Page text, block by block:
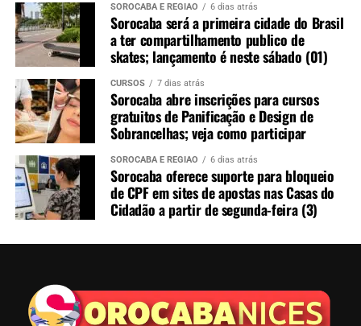
SOROCABA E REGIÃO 6 dias atrás
Sorocaba será a primeira cidade do Brasil
a ter compartilhamento publico de
skates; lançamento é neste sábado (01)
CURSOS 7 dias atrás
Sorocaba abre inscrições para cursos
gratuitos de Panificação e Design de
Sobrancelhas; veja como participar
SOROCABA E REGIÃO 6 dias atrás
Sorocaba oferece suporte para bloqueio
de CPF em sites de apostas nas Casas do
Cidadão a partir de segunda-feira (3)